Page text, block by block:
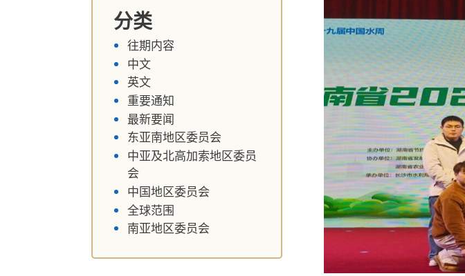
分类
往期内容
中文
英文
重要通知
最新要闻
东亚南地区委员会
中亚及北高加索地区委员
会
中国地区委员会
全球范围
南亚地区委员会